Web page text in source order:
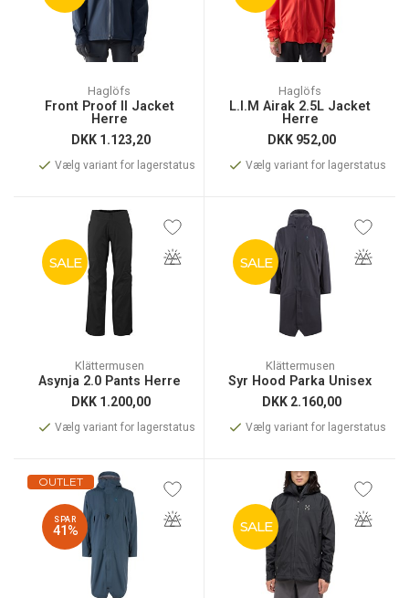
Haglöfs
Front Proof II Jacket
Herre
DKK 1.123,20
Vælg variant for lagerstatus
Haglöfs
L.I.M Airak 2.5L Jacket
Herre
DKK 952,00
Vælg variant for lagerstatus
SALE
Klättermusen
Asynja 2.0 Pants Herre
DKK 1.200,00
Vælg variant for lagerstatus
SALE
Klättermusen
Syr Hood Parka Unisex
DKK 2.160,00
Vælg variant for lagerstatus
OUTLET
SPAR
41% SALE